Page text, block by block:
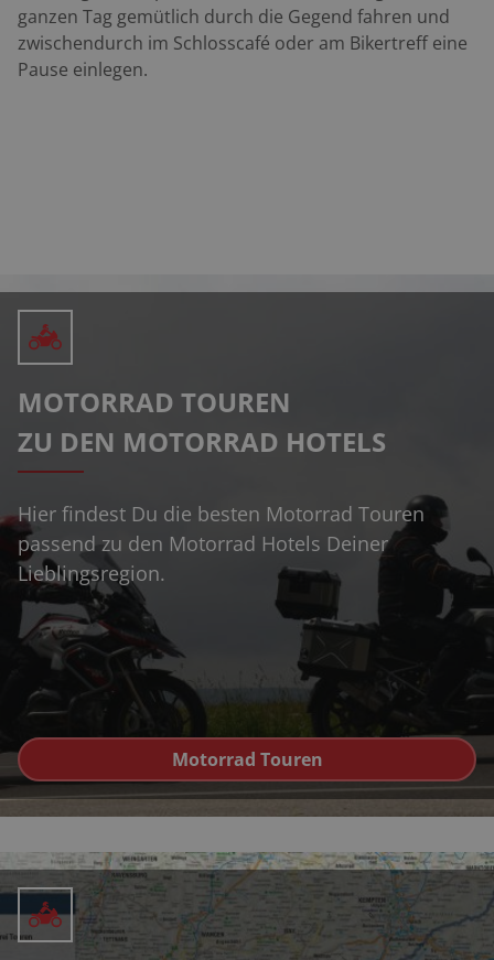
ganzen Tag gemütlich durch die Gegend fahren und
zwischendurch im Schlosscafé oder am Bikertreff eine
Pause einlegen.
MOTORRAD TOUREN
ZU DEN MOTORRAD HOTELS
Hier findest Du die besten Motorrad Touren
passend zu den Motorrad Hotels Deiner
Lieblingsregion.
Motorrad Touren